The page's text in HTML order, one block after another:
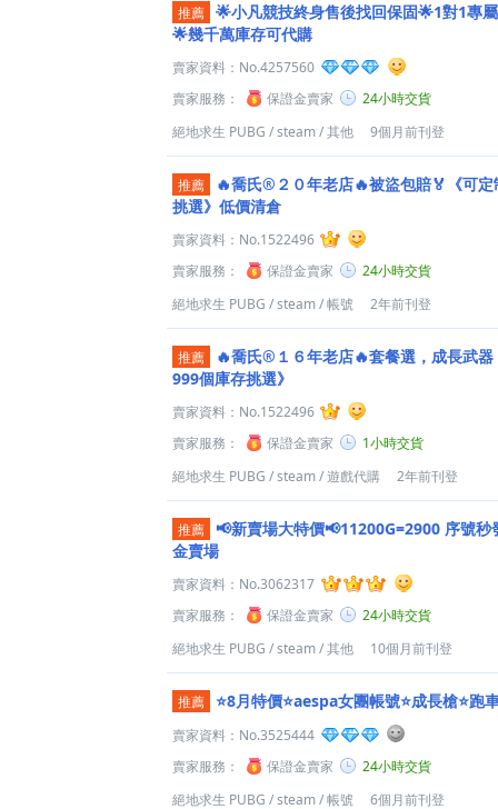
推薦 🌟小凡競技終身售後找回保固🌟1對1專
🌟幾千萬庫存可代購
賣家資料： No.4257560
賣家服務：
保證金賣家
24小時交貨
絕地求生 PUBG /steam/其他 9個月前刊登
推薦
🔥喬氏®２０年老店🔥被盜包賠🏅《可
挑選》低價清倉
賣家資料： No.1522496
賣家服務：
保證金賣家
24小時交貨
絕地求生 PUBG /steam/帳號 2年前刊登
推薦
🔥喬氏®１６年老店🔥套餐選，成長武
999個庫存挑選》
賣家資料： No.1522496
賣家服務：
保證金賣家
1小時交貨
絕地求生 PUBG /steam/遊戲代購 2年前刊登
推薦 📢新賣場大特價📢11200G=2900 序號秒
金賣場
賣家資料： No.3062317
賣家服務：
保證金賣家
24小時交貨
絕地求生 PUBG /steam/其他 10個月前刊登
推薦 ⭐8月特價⭐️aespa女團帳號⭐️成長槍⭐️跑
賣家資料： No.3525444
賣家服務：
保證金賣家
24小時交貨
絕地求生 PUBG /steam/帳號 6個月前刊登